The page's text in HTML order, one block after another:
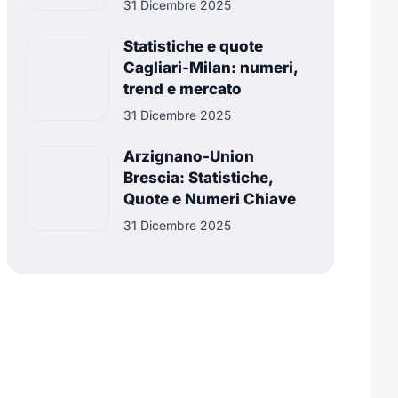
31 Dicembre 2025
Statistiche e quote
Cagliari-Milan: numeri,
trend e mercato
31 Dicembre 2025
Arzignano-Union
Brescia: Statistiche,
Quote e Numeri Chiave
31 Dicembre 2025